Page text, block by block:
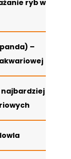
ryb w
–
najbardziej